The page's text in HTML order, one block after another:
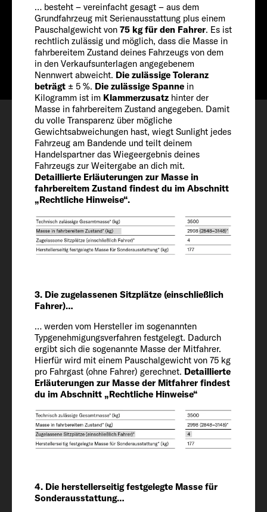
… besteht – vereinfacht gesagt – aus dem
Grundfahrzeug mit Serienausstattung plus einem
Pauschalgewicht von 75 kg für den Fahrer. Es ist
rechtlich zulässig und möglich, dass die Masse in
fahrbereitem Zustand deines Fahrzeugs von dem
in den Verkaufsunterlagen angegebenem
Nennwert abweicht. Die zulässige Toleranz
beträgt ± 5 %. Die zulässige Spanne in
Kilogramm ist im Klammerzusatz hinter der
Masse in fahrbereitem Zustand angegeben. Damit
du volle Transparenz über mögliche
Gewichtsabweichungen hast, wiegt Sunlight jedes
Fahrzeug am Bandende und teilt deinem
Handelspartner das Wiegeergebnis deines
Fahrzeugs zur Weitergabe an dich mit.
Detaillierte Erläuterungen zur Masse in
fahrbereitem Zustand findest du im Abschnitt
„Rechtliche Hinweise“.
3. Die zugelassenen Sitzplätze (einschließlich
Fahrer)…
… werden vom Hersteller im sogenannten
Typgenehmigungsverfahren festgelegt. Dadurch
ergibt sich die sogenannte Masse der Mitfahrer.
Hierfür wird mit einem Pauschalgewicht von 75 kg
pro Fahrgast (ohne Fahrer) gerechnet. Detaillierte
Erläuterungen zur Masse der Mitfahrer findest
du im Abschnitt „Rechtliche Hinweise“
4. Die herstellerseitig festgelegte Masse für
Sonderausstattung…
Preis ab
ab € 57.899
ab € 55.399Info
Konfigurieren
Besichtigungstermin
Wishlist
Fahrzeug
Innenhöhe
210
Zugelassene Sitzplätze (einschließlich
Fahrer)
Chassis / Motor / Leistung kW (PS)
Citroën Jumper / 2.2 / 103 (140)
Masse in fahrbereitem Zustand (kg)*
2717 (2581 bis 2853)*